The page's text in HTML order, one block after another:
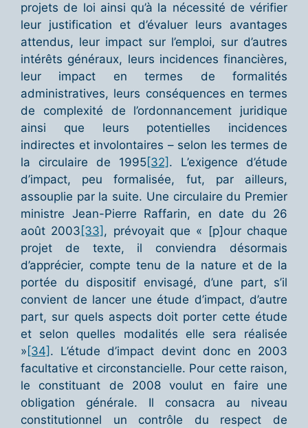
projets de loi ainsi qu’à la nécessité de vérifier
leur justification et d’évaluer leurs avantages
attendus, leur impact sur l’emploi, sur d’autres
intérêts généraux, leurs incidences financières,
leur impact en termes de formalités
administratives, leurs conséquences en termes
de complexité de l’ordonnancement juridique
ainsi que leurs potentielles incidences
indirectes et involontaires – selon les termes de
la circulaire de 1995[32] . L’exigence d’étude
d’impact, peu formalisée, fut, par ailleurs,
assouplie par la suite. Une circulaire du Premier
ministre Jean-Pierre Raffarin, en date du 26
août 2003 [33] , prévoyait que « [p]our chaque
projet de texte, il conviendra désormais
d’apprécier, compte tenu de la nature et de la
portée du dispositif envisagé, d’une part, s’il
convient de lancer une étude d’impact, d’autre
part, sur quels aspects doit porter cette étude
et selon quelles modalités elle sera réalisée
» [34] . L’étude d’impact devint donc en 2003
facultative et circonstancielle. Pour cette raison,
le constituant de 2008 voulut en faire une
obligation générale. Il consacra au niveau
constitutionnel un contrôle du respect de